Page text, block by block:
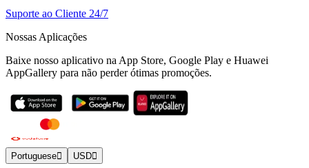
Suporte ao Cliente 24/7
Nossas Aplicações
Baixe nosso aplicativo na App Store, Google Play e Huawei
AppGallery para não perder ótimas promoções.
Portuguese USD